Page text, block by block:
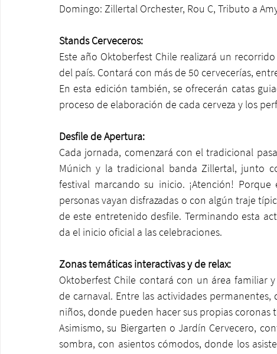
Domingo: Zillertal Orchester, Rou C, Tributo a
Stands Cerveceros:
​​Este año Oktoberfest Chile realizará un
del país. Contará con más de 50 cervecerías,
En esta edición también, se ofrecerán catas
proceso de elaboración de cada cerveza y los
Desfile de Apertura:
Cada jornada, comenzará con el tradicional
Múnich y la tradicional banda Zillertal, junto
festival marcando su inicio. ¡Atención!
personas vayan disfrazadas o con algún traje
de este entretenido desfile. Terminando esta
da el inicio oficial a las celebraciones.
Zonas temáticas interactivas y de relax:
Oktoberfest Chile contará con un área familiar
de carnaval. Entre las actividades
niños, donde pueden hacer sus propias coronas
Asimismo, su Biergarten o Jardín Cervecero,
sombra, con asientos cómodos, donde los